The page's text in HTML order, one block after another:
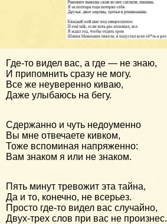
Где-то видел вас, а где — не знаю,
И припомнить сразу не могу.
Все же неуверенно киваю,
Даже улыбаюсь на бегу.
Сдержанно и чуть недоуменно
Вы мне отвечаете кивком,
Тоже вспоминая напряженно:
Вам знаком я или не знаком.
Пять минут тревожит эта тайна,
Да и то, конечно, не всерьез.
Просто где-то видел вас случайно,
Двух-трех слов при вас не произнес.